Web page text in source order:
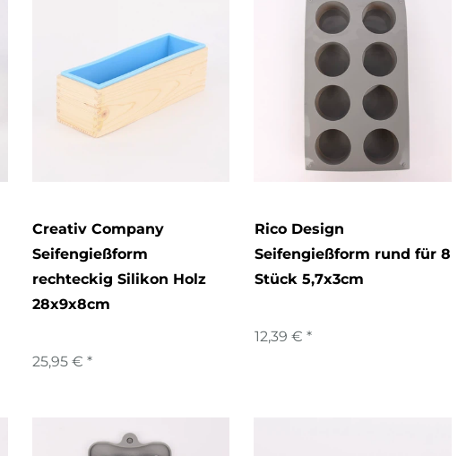
Creativ Company
Seifengießform
rechteckig Silikon Holz
28x9x8cm
25,95 € *
Rico Design
Seifengießform rund für 8
Stück 5,7x3cm
12,39 € *